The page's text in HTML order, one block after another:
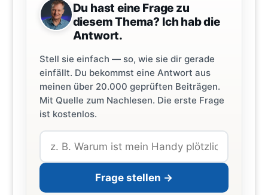
Du hast eine Frage zu
diesem Thema? Ich hab die
Antwort.
Stell sie einfach — so, wie sie dir gerade
einfällt. Du bekommst eine Antwort aus
meinen über 20.000 geprüften Beiträgen.
Mit Quelle zum Nachlesen. Die erste Frage
ist kostenlos.
Frage stellen →